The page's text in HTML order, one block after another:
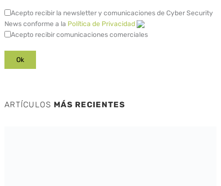
Acepto recibir la newsletter y comunicaciones de Cyber Security
News conforme a la Política de Privacidad
Acepto recibir comunicaciones comerciales
ARTÍCULOS MÁS RECIENTES